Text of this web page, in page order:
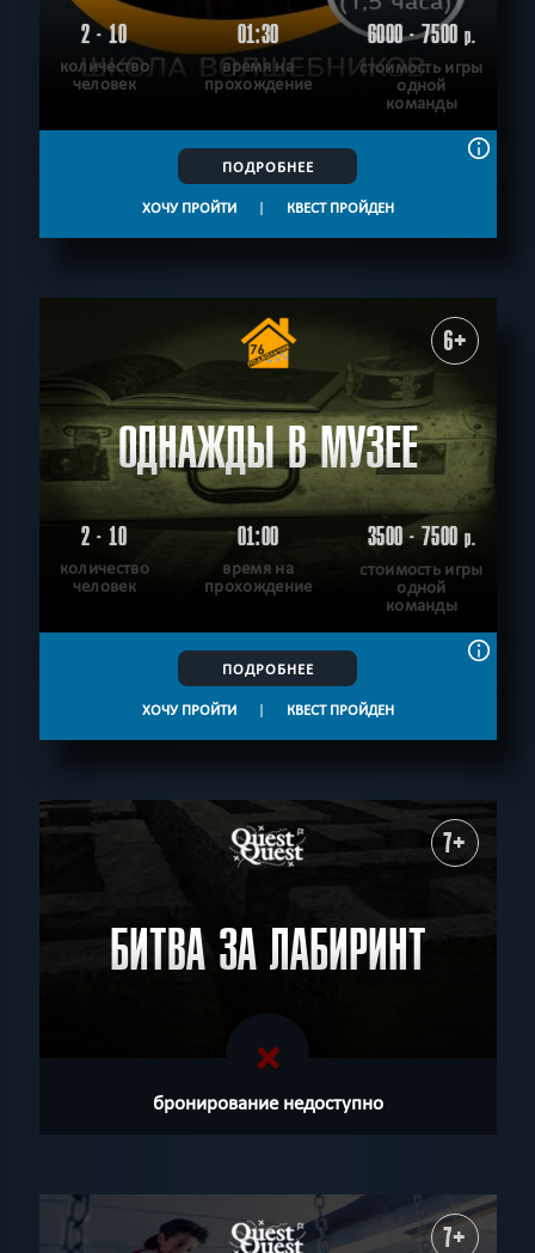
2 - 10
количество
человек
01:30
время на
прохождение
6000 - 7500р.
стоимость игры
одной
команды
ПОДРОБНЕЕ
ХОЧУ ПРОЙТИ | КВЕСТ ПРОЙДЕН
6+
ОДНАЖДЫ В МУЗЕЕ
2 - 10
количество
человек
01:00
время на
прохождение
3500 - 7500р.
стоимость игры
одной
команды
ПОДРОБНЕЕ
ХОЧУ ПРОЙТИ | КВЕСТ ПРОЙДЕН
7+
БИТВА ЗА ЛАБИРИНТ
бронирование недоступно
7+